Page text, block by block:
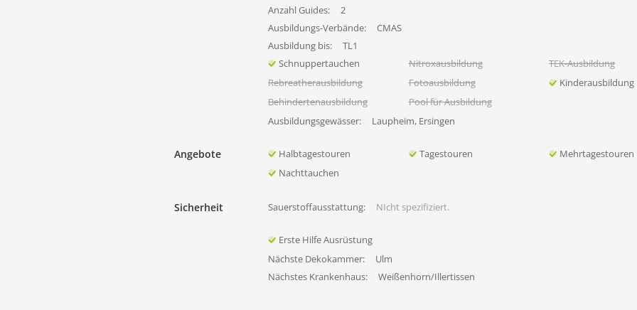
Anzahl Guides:
2
Ausbildungs-Verbände:
CMAS
Ausbildung bis:
TL1
Schnuppertauchen
Nitroxausbildung
TEK-Ausbildung
Rebreatherausbildung
Fotoausbildung
Kinderausbildung
Behindertenausbildung
Pool für Ausbildung
Ausbildungsgewässer:
Laupheim, Ersingen
Angebote Halbtagestouren Tagestouren
Mehrtagestouren
Nachttauchen
Sicherheit Sauerstoffausstattung: NIcht spezifiziert.
Erste Hilfe Ausrüstung
Nächste Dekokammer:
Ulm
Nächstes Krankenhaus:
Weißenhorn/Illertissen